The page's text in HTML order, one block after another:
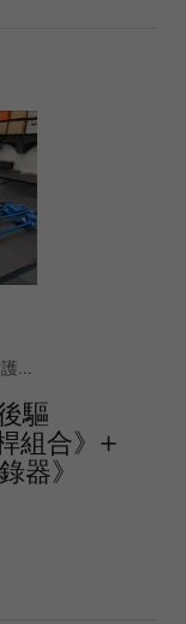
《底盤｜底盤護板｜側裙護條》, 《底盤｜阻尼桿、拉桿》, 《車室｜電子後視鏡｜行車記錄器》, 【中台灣｜台中·西屯店】, Tesla Model Y Juniper 煥新Y
驅
組合》+
器》